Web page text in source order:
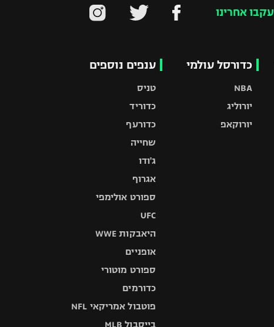
עקבו אחרינו
כדורסל עולמי
NBA
יורוליג
יורוקאפ
ענפים נוספים
טניס
כדוריד
כדורעף
שחייה
ג'ודו
אגרוף
ספורט אולימפי
UFC
היאבקות WWE
אופניים
ספורט מוטורי
כדורמים
פוטבול אמריקאי NFL
בייסבול MLB